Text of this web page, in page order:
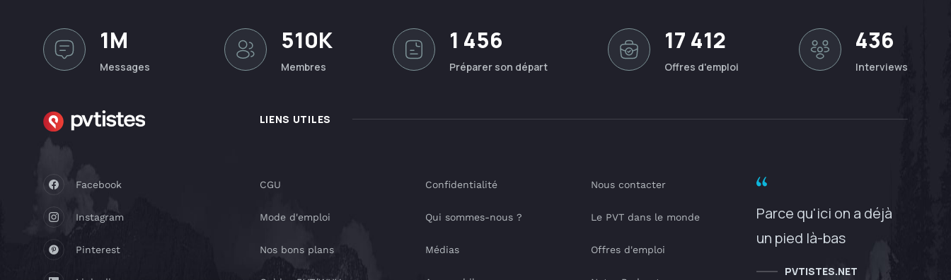
1M
Messages
510K
Membres
1 456
Préparer son départ
17 412
Offres d'emploi
436
Interviews
LIENS UTILES
Facebook
Instagram
Pinterest
CGU
Mode d'emploi
Nos bons plans
Confidentialité
Qui sommes-nous ?
Médias
Nous contacter
Le PVT dans le monde
Offres d'emploi
Parce qu'ici on a déjà
un pied là-bas
PVTISTES.NET